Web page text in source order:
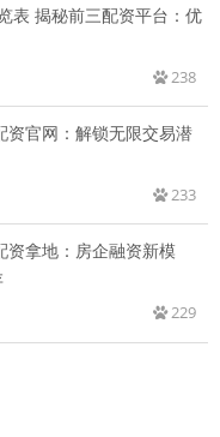
表 揭秘前三配资平台：优
238
资官网：解锁无限交易潜
233
资拿地：房企融资新模
229